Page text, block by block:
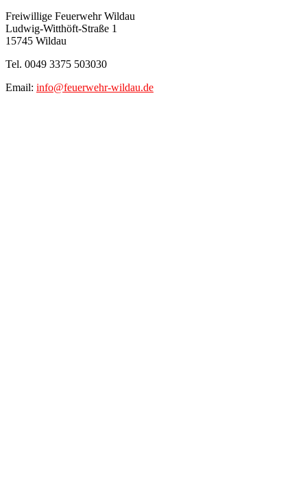
Freiwillige Feuerwehr Wildau
Ludwig-Witthöft-Straße 1
15745 Wildau
Tel. 0049 3375 503030
Email: info@feuerwehr-wildau.de